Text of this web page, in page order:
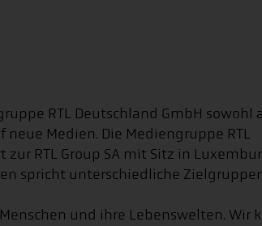
RTL Deutschland GmbH sowohl
Medien. Die Mediengruppe RTL
RTL Group SA mit Sitz in
spricht unterschiedliche
und ihre Lebenswelten. Wir